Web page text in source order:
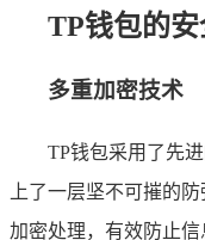
TP钱包的
多重加密技术
TP钱包采用了先
上了一层坚不可摧的
加密处理，有效防止